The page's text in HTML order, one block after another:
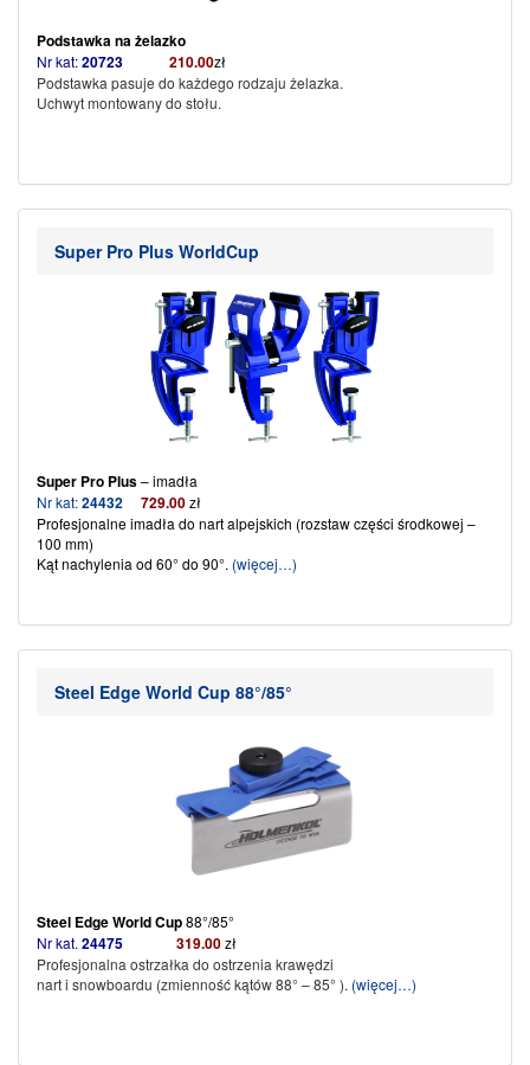
Podstawka na żelazko
Nr kat:20723 210.00zł
Podstawka pasuje do każdego rodzaju żelazka.
Uchwyt montowany do stołu.
Super Pro Plus WorldCup
Super Pro Plus– imadła
Nr kat:24432 729.00zł
Profesjonalne imadła do nart alpejskich (rozstaw części środkowej –
100 mm)
Kąt nachylenia od 60° do 90°. (więcej…)
Steel Edge World Cup 88°/85°
Steel Edge World Cup88°/85°
Nr kat. 24475 319.00zł
Profesjonalna ostrzałka do ostrzenia krawędzi
nart i snowboardu (zmienność kątów 88° – 85° ). (więcej…)